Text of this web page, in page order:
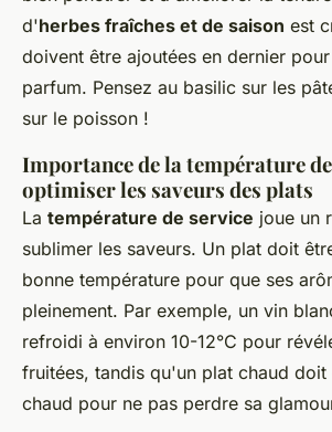
d'herbes fraîches et de saison est
doivent être ajoutées en dernier
parfum. Pensez au basilic sur les
sur le poisson !
Importance de la température
optimiser les saveurs des plats
La température de service joue un
sublimer les saveurs. Un plat doit
bonne température pour que ses
pleinement. Par exemple, un vin
refroidi à environ 10-12°C pour
fruitées, tandis qu'un plat chaud doit
chaud pour ne pas perdre sa